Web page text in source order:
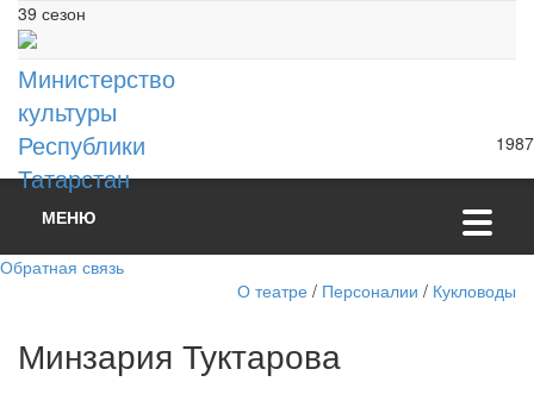
39 сезон
Министерство
культуры
Республики
Татарстан
1987
МЕНЮ
Обратная связь
О театре / Персоналии / Кукловоды
Минзария Туктарова